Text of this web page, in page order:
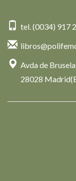
tel. (0034) 917
Avda de
28028